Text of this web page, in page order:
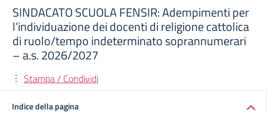
SINDACATO SCUOLA FENSIR: Adempimenti per
l’individuazione dei docenti di religione cattolica
di ruolo/tempo indeterminato soprannumerari
– a.s. 2026/2027
Stampa / Condividi
Indice della pagina